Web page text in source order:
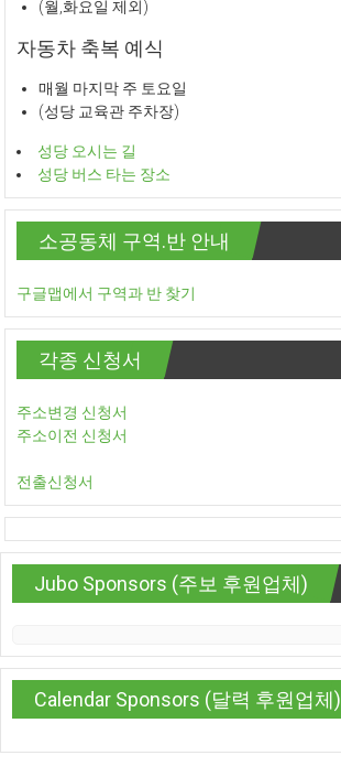
(월,화요일 제외)
자동차 축복 예식
매월 마지막 주 토요일
(성당 교육관 주차장)
성당 오시는 길
성당 버스 타는 장소
소공동체 구역.반 안내
구글맵에서 구역과 반 찾기
각종 신청서
주소변경 신청서
주소이전 신청서
전출신청서
Jubo Sponsors (주보 후원업체)
Calendar Sponsors (달력 후원업체)